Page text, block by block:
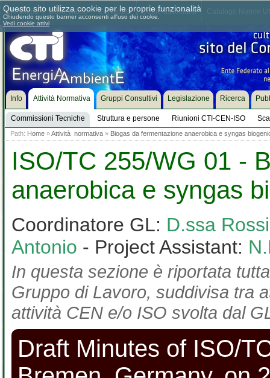
Chi siamo Dove siamo Contattaci Come associarsi
Info Attività Normativa
Commissioni Tecniche Struttura e persone Riunioni CTI-CEN-ISO
Gruppi Consultivi Legislazione Ricerca
Path: Home »Attività normativa » Biogas da fermentazione anaerobica e syngas
ISO/TC 255/WG 01 -
anaerobica e syngas
Coordinatore GL: D.ssa
Antonio - Project Assistant:
In questa sezione è riportata
Gruppo di Lavoro, suddivisa tra
attività CEN e/o ISO svolta dal
Draft Minutes of ISO/
Questo sito utilizza cookie per le proprie funzionalità
Chiudendo questo banner acconsenti all'uso dei cookie.
Vedi cookie attivi